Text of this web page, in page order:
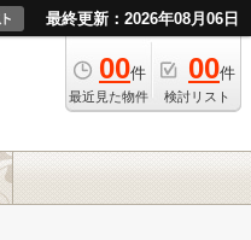
最終更新：2026年08月06日
00件
最近見た物件
00件
検討リスト